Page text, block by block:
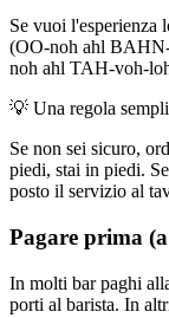
Se vuoi l'esperienza
(OO-noh ahl
noh ahl TAH-voh-
💡 Una regola
Se non sei sicuro,
piedi, stai in piedi.
posto il servizio al
Pagare prima
In molti bar paghi
porti al barista. In